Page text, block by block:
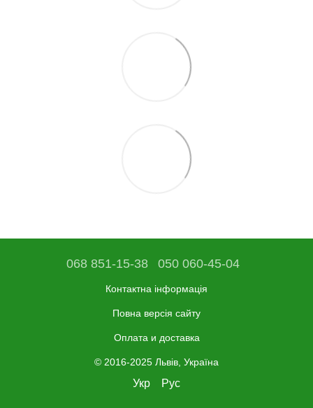
068 851-15-38 050 060-45-04
Контактна інформація
Повна версія сайту
Оплата и доставка
© 2016-2025 Львів, Україна
Укр Рус